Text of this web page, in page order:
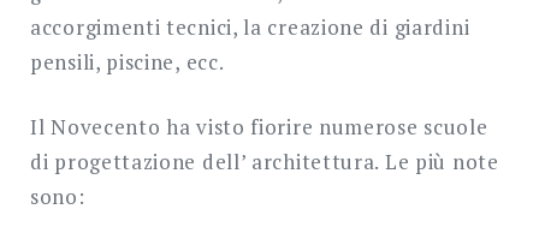
accorgimenti tecnici, la creazione di giardini
pensili, piscine, ecc.
Il Novecento ha visto fiorire numerose scuole
di progettazione dell’ architettura. Le più note
sono: